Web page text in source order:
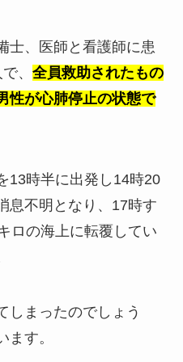
士、医師と看護師に患
、 全員救助されたもの
性が心肺停止の状態で
13時半に出発し14時20
息不明となり、17時す
ロの海上に転覆してい
しまったのでしょう
す。